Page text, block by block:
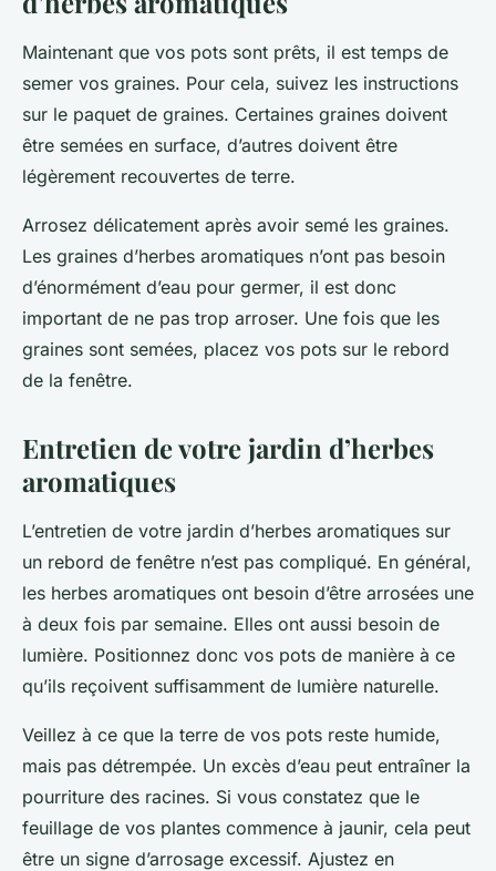
Maintenant que vos pots sont prêts, il est temps de
semer vos graines. Pour cela, suivez les instructions
sur le paquet de graines. Certaines graines doivent
être semées en surface, d’autres doivent être
légèrement recouvertes de terre.
Arrosez délicatement après avoir semé les graines.
Les graines d’herbes aromatiques n’ont pas besoin
d’énormément d’eau pour germer, il est donc
important de ne pas trop arroser. Une fois que les
graines sont semées, placez vos pots sur le rebord
de la fenêtre.
Entretien de votre jardin d’herbes
aromatiques
L’entretien de votre jardin d’herbes aromatiques sur
un rebord de fenêtre n’est pas compliqué. En général,
les herbes aromatiques ont besoin d’être arrosées une
à deux fois par semaine. Elles ont aussi besoin de
lumière. Positionnez donc vos pots de manière à ce
qu’ils reçoivent suffisamment de lumière naturelle.
Veillez à ce que la terre de vos pots reste humide,
mais pas détrempée. Un excès d’eau peut entraîner la
pourriture des racines. Si vous constatez que le
feuillage de vos plantes commence à jaunir, cela peut
être un signe d’arrosage excessif. Ajustez en